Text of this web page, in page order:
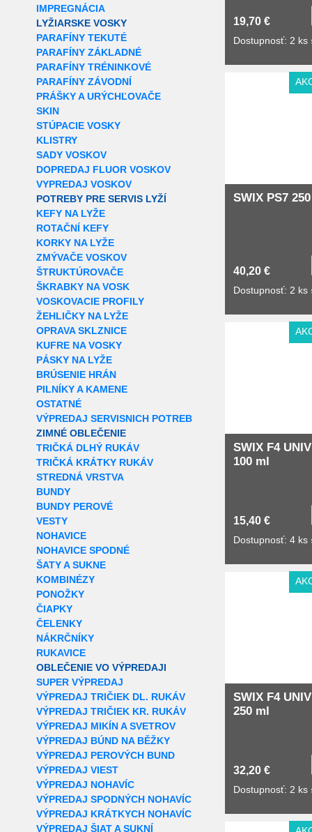
IMPREGNÁCIA
LYŽIARSKE VOSKY
PARAFÍNY TEKUTÉ
PARAFÍNY ZÁKLADNÉ
PARAFÍNY TRÉNINKOVÉ
PARAFÍNY ZÁVODNÍ
PRÁŠKY A URÝCHĽOVAČE
SKIN
STÚPACIE VOSKY
KLISTRY
SADY VOSKOV
DOPREDAJ FLUOR VOSKOV
VYPREDAJ VOSKOV
POTREBY PRE SERVIS LYŽÍ
KEFY NA LYŽE
ROTAČNÍ KEFY
KORKY NA LYŽE
ZMÝVAČE VOSKOV
ŠTRUKTÚROVAČE
ŠKRABKY NA VOSK
VOSKOVACIE PROFILY
ŽEHLIČKY NA LYŽE
OPRAVA SKLZNICE
KUFRE NA VOSKY
PÁSKY NA LYŽE
BRÚSENIE HRÁN
PILNÍKY A KAMENE
OSTATNÉ
VÝPREDAJ SERVISNICH POTREB
ZIMNÉ OBLEČENIE
TRIČKÁ DLHÝ RUKÁV
TRIČKÁ KRÁTKY RUKÁV
STREDNÁ VRSTVA
BUNDY
BUNDY PEROVÉ
VESTY
NOHAVICE
NOHAVICE SPODNÉ
ŠATY A SUKNE
KOMBINÉZY
PONOŽKY
ČIAPKY
ČELENKY
NÁKRČNÍKY
RUKAVICE
OBLEČENIE VO VÝPREDAJI
SUPER VÝPREDAJ
VÝPREDAJ TRIČIEK DL. RUKÁV
VÝPREDAJ TRIČIEK KR. RUKÁV
VÝPREDAJ MIKÍN A SVETROV
VÝPREDAJ BÚND NA BĚŽKY
VÝPREDAJ PEROVÝCH BUND
VÝPREDAJ VIEST
VÝPREDAJ NOHAVÍC
VÝPREDAJ SPODNÝCH NOHAVÍC
VÝPREDAJ KRÁTKYCH NOHAVÍC
VÝPREDAJ ŠIAT A SUKNÍ
19,70 €
Dostupnosť: 2 ks
SWIX PS7
40,20 €
Dostupnosť: 2 ks
SWIX F4
100 ml
15,40 €
Dostupnosť: 4 ks
SWIX F4
250 ml
32,20 €
Dostupnosť: 2 ks